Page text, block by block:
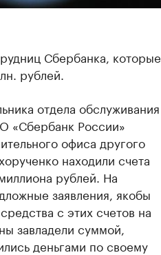
Сбербанка, которые
рублей.
отдела обслуживания
«Сбербанк России»
офиса другого
находили счета
рублей. На
заявления, якобы
с этих счетов на
завладели суммой,
деньгами по своему